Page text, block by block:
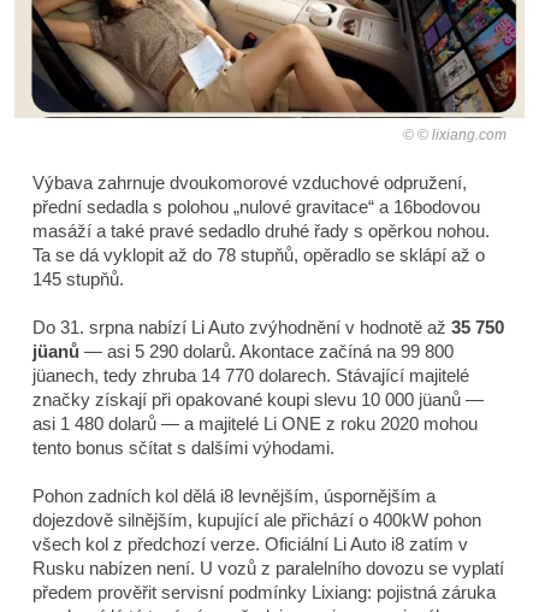
© lixiang.com
Výbava zahrnuje dvoukomorové vzduchové odpružení,
přední sedadla s polohou „nulové gravitace“ a 16bodovou
masáží a také pravé sedadlo druhé řady s opěrkou nohou.
Ta se dá vyklopit až do 78 stupňů, opěradlo se sklápí až o
145 stupňů.
Do 31. srpna nabízí Li Auto zvýhodnění v hodnotě až 35 750
jüanů — asi 5 290 dolarů. Akontace začíná na 99 800
jüanech, tedy zhruba 14 770 dolarech. Stávající majitelé
značky získají při opakované koupi slevu 10 000 jüanů —
asi 1 480 dolarů — a majitelé Li ONE z roku 2020 mohou
tento bonus sčítat s dalšími výhodami.
Pohon zadních kol dělá i8 levnějším, úspornějším a
dojezdově silnějším, kupující ale přichází o 400kW pohon
všech kol z předchozí verze. Oficiální Li Auto i8 zatím v
Rusku nabízen není. U vozů z paralelního dovozu se vyplatí
předem prověřit servisní podmínky Lixiang: pojistná záruka